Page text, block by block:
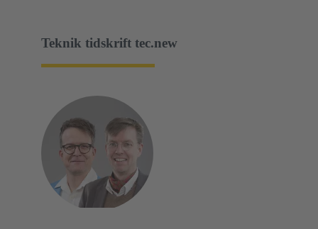
Teknik tidskrift tec.new